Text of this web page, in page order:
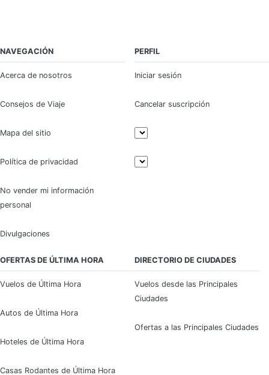
NAVEGACIÓN
Acerca de nosotros
Consejos de Viaje
Mapa del sitio
Política de privacidad
No vender mi información
personal
Divulgaciones
PERFIL
Iniciar sesión
Cancelar suscripción
OFERTAS DE ÚLTIMA HORA
Vuelos de Última Hora
Autos de Última Hora
Hoteles de Última Hora
Casas Rodantes de Última Hora
DIRECTORIO DE CIUDADES
Vuelos desde las Principales
Ciudades
Ofertas a las Principales Ciudades